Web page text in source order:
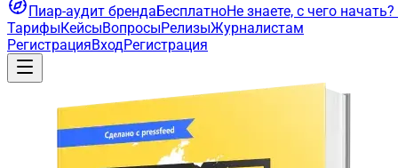
Пиар-аудит брендаБесплатноНе знаете, с чего начать?
ТарифыКейсыВопросыРелизыЖурналистам
РегистрацияВходРегистрация